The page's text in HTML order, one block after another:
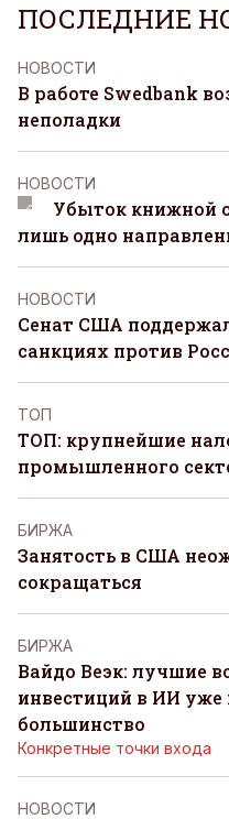
ПОСЛЕДНИЕ
НОВОСТИ
В работе Swedbank
неполадки
НОВОСТИ
Убыток книжной
лишь одно
НОВОСТИ
Сенат США
санкциях против
ТОП
ТОП: крупнейшие
промышленного
БИРЖА
Занятость в США
сокращаться
БИРЖА
Вайдо Веэк: лучшие
инвестиций в ИИ уже
большинство
Конкретные точки входа
НОВОСТИ